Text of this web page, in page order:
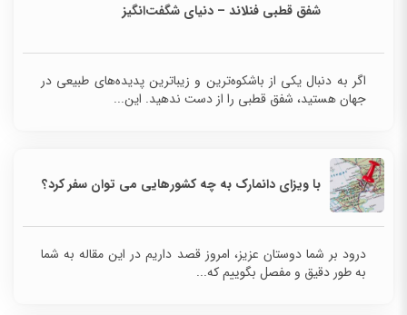
شفق قطبی فنلاند – دنیای شگفت‌انگیز
اگر به دنبال یکی از باشکوه‌ترین و زیباترین پدیده‌های
طبیعی در جهان هستید، شفق قطبی را از دست ندهید. این...
با ویزای دانمارک به چه کشورهایی می توان سفر کرد؟
درود بر شما دوستان عزیز، امروز قصد داریم در این مقاله به شما
به طور دقیق و مفصل بگوییم که...